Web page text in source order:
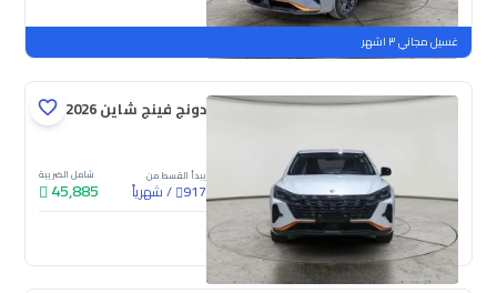
جديدة
غسيل مجاني ٣ اشهر
دونج فينج شاين E1 2026
يبدأ القسط من
917
/شهرياً
شامل الضريبة
45,885
جديدة